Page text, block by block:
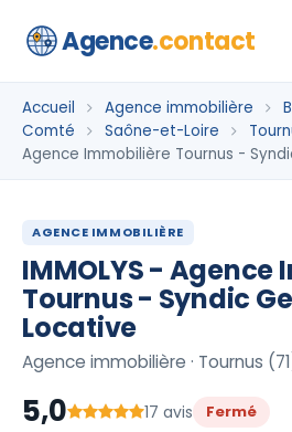
Agence.contact
Accueil Agence immobilière
Comté
Saône-et-Loire
Agence Immobilière Tournus -
AGENCE IMMOBILIÈRE
IMMOLYS -
Tournus - Syndic
Locative
Agence immobilière · Tournus
5,0 17 avis Fermé